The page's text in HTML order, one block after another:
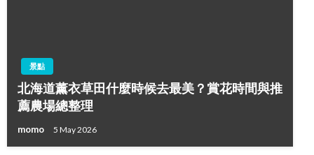
景點
北海道薰衣草田什麼時候去最美？賞花時間與推
薦農場總整理
momo 5 May 2026